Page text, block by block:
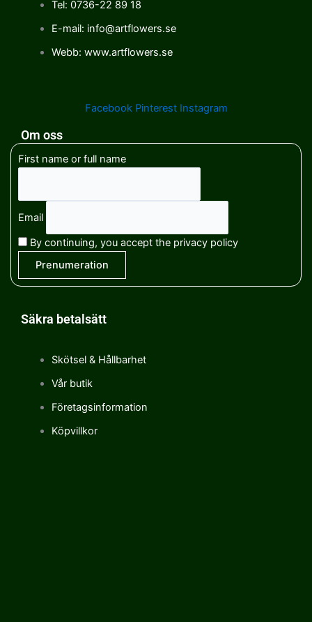
Tel: 0736-22 89 18
E-mail: info@artflowers.se
Webb: www.artflowers.se
Facebook Pinterest Instagram
Om oss
First name or full name
Email
By continuing, you accept the privacy policy
Säkra betalsätt
Skötsel & Hållbarhet
Vår butik
Företagsinformation
Köpvillkor